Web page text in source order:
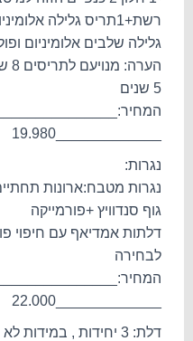
רשת+1תריס גלילה
גלילה שלבים אלומיניום
5 שנים
נגרות:
נגרות מטבח:ארונות תחתיים 7 מ"א,ארונות עליונים 4
גוף סנדוויץ +פורמייקה
דלתות אמדיאף עם חיפוי
לבחירה
דלת: 3 יחידות ,